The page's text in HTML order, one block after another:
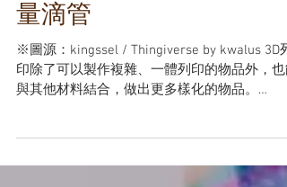
應用3D列印DIY可調節容
量滴管
※圖源：kingssel / Thingiverse by kwalus 3D列
與其他材料結合，做出更多樣化的物品。
吸管、氣球與彈簧材料，並搭配3D列印機，就